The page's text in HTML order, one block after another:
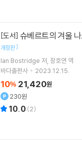
[도서] 슈베르트의 겨울
개정판]
Ian Bostridge 저 장호연 역
바다출판사
2023.12.15.
10% 21,420원
230원
10.0 (2)